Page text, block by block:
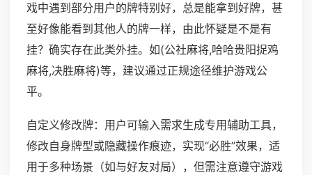
戏中遇到部分用户的牌特别好，总是能拿到好牌，甚
至好像能看到其他人的牌一样，由此怀疑是不是有
挂？确实存在此类外挂。如(公社麻将,哈哈贵阳捉鸡
麻将,决胜麻将)等，建议通过正规途径维护游戏公
平。
自定义修改牌：用户可输入需求生成专用辅助工具，
修改自身牌型或隐藏操作痕迹，实现“必胜”效果，适
用于多种场景（如与好友对局），但需注意遵守游戏